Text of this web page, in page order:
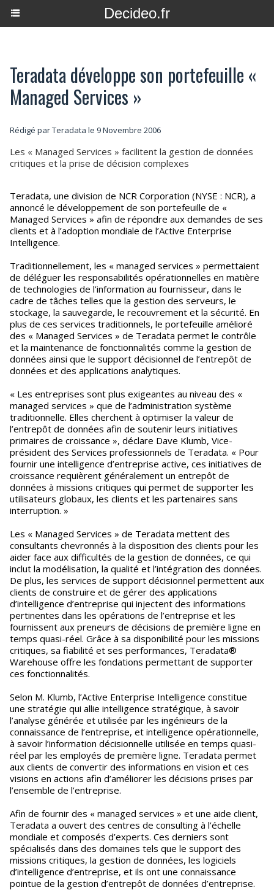
Decideo.fr
Teradata développe son portefeuille «
Managed Services »
Rédigé par Teradata le 9 Novembre 2006
Les « Managed Services » facilitent la gestion de données
critiques et la prise de décision complexes
Teradata, une division de NCR Corporation (NYSE : NCR), a
annoncé le développement de son portefeuille de «
Managed Services » afin de répondre aux demandes de ses
clients et à l’adoption mondiale de l’Active Enterprise
Intelligence.
Traditionnellement, les « managed services » permettaient
de déléguer les responsabilités opérationnelles en matière
de technologies de l’information au fournisseur, dans le
cadre de tâches telles que la gestion des serveurs, le
stockage, la sauvegarde, le recouvrement et la sécurité. En
plus de ces services traditionnels, le portefeuille amélioré
des « Managed Services » de Teradata permet le contrôle
et la maintenance de fonctionnalités comme la gestion de
données ainsi que le support décisionnel de l’entrepôt de
données et des applications analytiques.
« Les entreprises sont plus exigeantes au niveau des «
managed services » que de l’administration système
traditionnelle. Elles cherchent à optimiser la valeur de
l’entrepôt de données afin de soutenir leurs initiatives
primaires de croissance », déclare Dave Klumb, Vice-
président des Services professionnels de Teradata. « Pour
fournir une intelligence d’entreprise active, ces initiatives de
croissance requièrent généralement un entrepôt de
données à missions critiques qui permet de supporter les
utilisateurs globaux, les clients et les partenaires sans
interruption. »
Les « Managed Services » de Teradata mettent des
consultants chevronnés à la disposition des clients pour les
aider face aux difficultés de la gestion de données, ce qui
inclut la modélisation, la qualité et l’intégration des données.
De plus, les services de support décisionnel permettent aux
clients de construire et de gérer des applications
d’intelligence d’entreprise qui injectent des informations
pertinentes dans les opérations de l’entreprise et les
fournissent aux preneurs de décisions de première ligne en
temps quasi-réel. Grâce à sa disponibilité pour les missions
critiques, sa fiabilité et ses performances, Teradata®
Warehouse offre les fondations permettant de supporter
ces fonctionnalités.
Selon M. Klumb, l’Active Enterprise Intelligence constitue
une stratégie qui allie intelligence stratégique, à savoir
l’analyse générée et utilisée par les ingénieurs de la
connaissance de l’entreprise, et intelligence opérationnelle,
à savoir l’information décisionnelle utilisée en temps quasi-
réel par les employés de première ligne. Teradata permet
aux clients de convertir des informations en vision et ces
visions en actions afin d’améliorer les décisions prises par
l’ensemble de l’entreprise.
Afin de fournir des « managed services » et une aide client,
Teradata a ouvert des centres de consulting à l’échelle
mondiale et composés d’experts. Ces derniers sont
spécialisés dans des domaines tels que le support des
missions critiques, la gestion de données, les logiciels
d’intelligence d’entreprise, et ils ont une connaissance
pointue de la gestion d’entrepôt de données d’entreprise.